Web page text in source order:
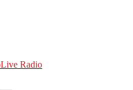
Live Radio